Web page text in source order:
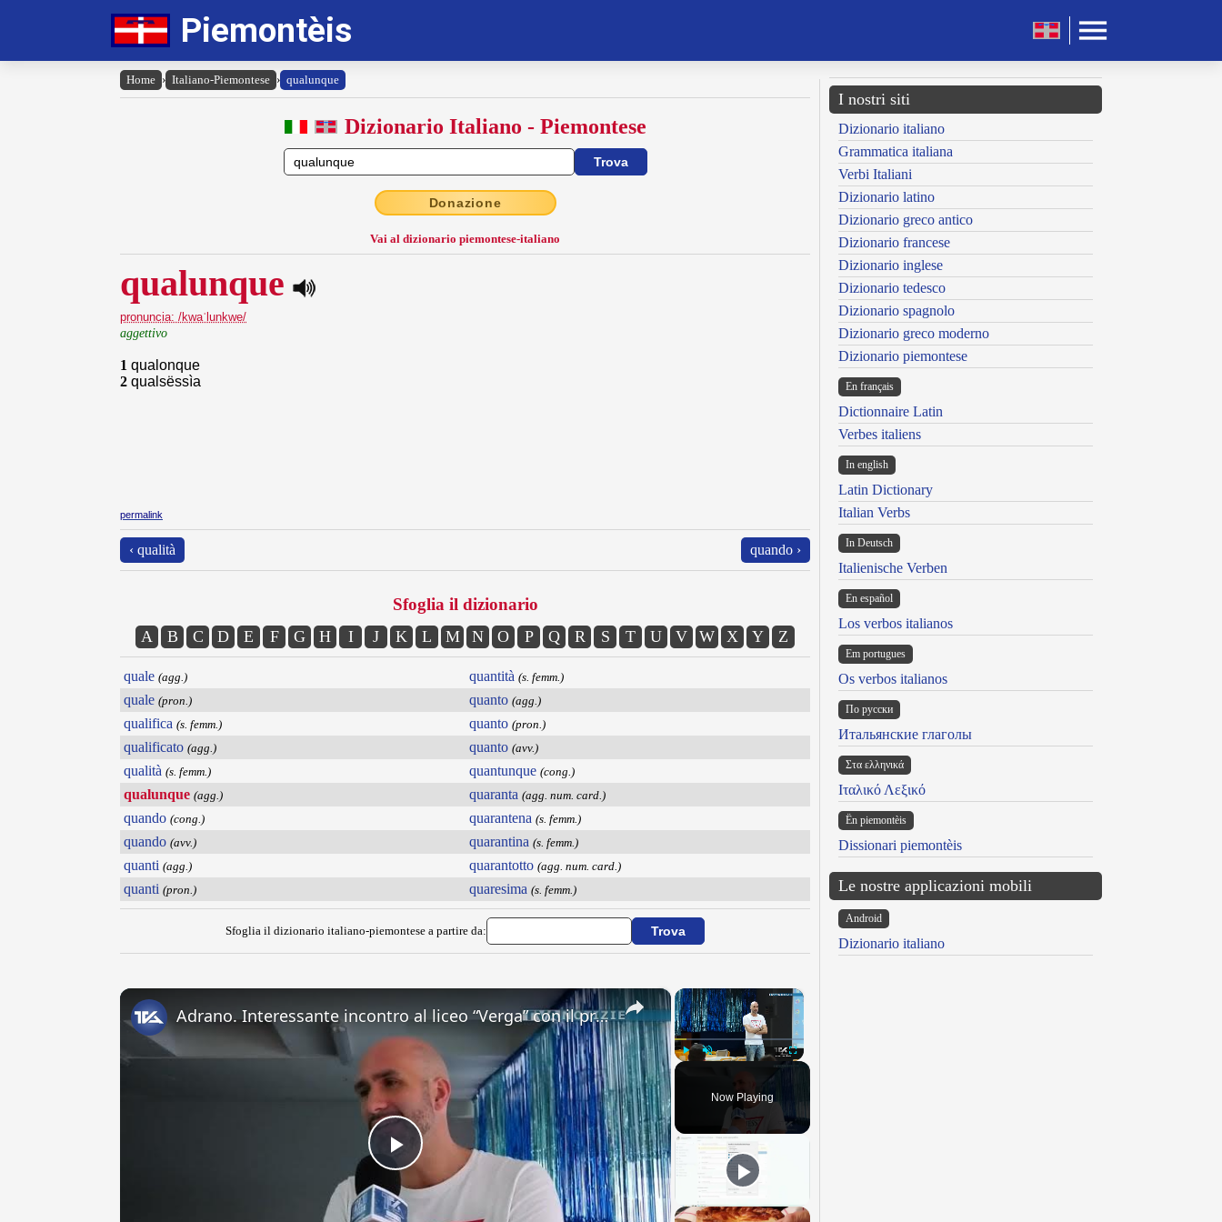
Piemontèis
Home › Italiano-Piemontese › qualunque
Dizionario Italiano - Piemontese
Donazione
Vai al dizionario piemontese-italiano
qualunque
pronuncia: /kwaˈlunkwe/
aggettivo
1 qualonque
2 qualsëssìa
permalink
‹ qualità quando ›
Sfoglia il dizionario
A B C D E F G H I J K L M N O P Q R S T U V W X Y Z
quale (agg.)
quale (pron.)
qualifica (s. femm.)
qualificato (agg.)
qualità (s. femm.)
qualunque (agg.)
quando (cong.)
quando (avv.)
quanti (agg.)
quanti (pron.)
quantità (s. femm.)
quanto (agg.)
quanto (pron.)
quanto (avv.)
quantunque (cong.)
quaranta (agg. num. card.)
quarantena (s. femm.)
quarantina (s. femm.)
quarantotto (agg. num. card.)
quaresima (s. femm.)
Sfoglia il dizionario italiano-piemontese a partire da:
×
Fullscreen
Now Playing
×
Play
Adrano. Interessante incontro al liceo “Verga” con il prof. Fabio Gamberini. Studenti del Linguistic
I nostri siti
Dizionario italiano
Grammatica italiana
Verbi Italiani
Dizionario latino
Dizionario greco antico
Dizionario francese
Dizionario inglese
Dizionario tedesco
Dizionario spagnolo
Dizionario greco moderno
Dizionario piemontese
En français
Dictionnaire Latin
Verbes italiens
In english
Latin Dictionary
Italian Verbs
In Deutsch
Italienische Verben
En español
Los verbos italianos
Em portugues
Os verbos italianos
По русски
Итальянские глаголы
Στα ελληνικά
Ιταλικό Λεξικό
Ën piemontèis
Dissionari piemontèis
Le nostre applicazioni mobili
Android
Dizionario italiano